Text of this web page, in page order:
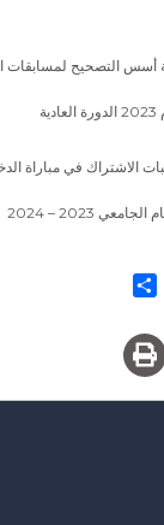
أسس التصحيح لمسابقات
الاشتراك في مباراة
2023 – 2024
Copy